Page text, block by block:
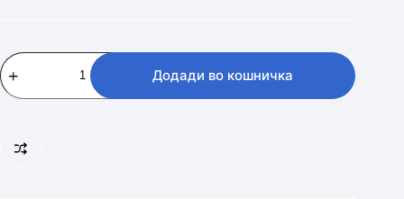
GORENJE
BM1400E
количина
Додади во кошничка